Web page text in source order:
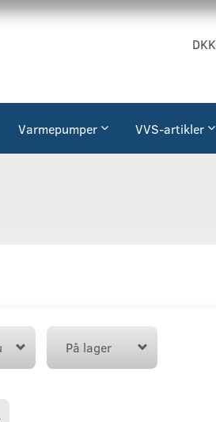
DKK
Varmepumper VVS-artikler
På lager